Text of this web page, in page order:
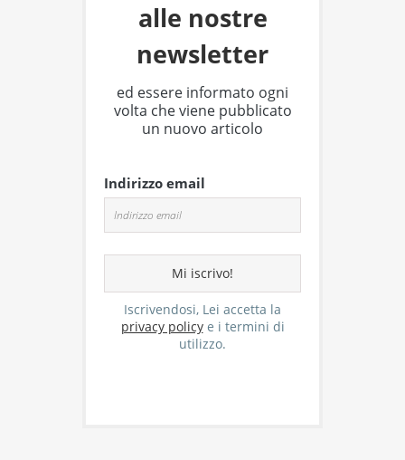
alle nostre
newsletter
ed essere informato ogni
volta che viene pubblicato
un nuovo articolo
Indirizzo email
Iscrivendosi, Lei accetta la
privacy policye i termini di
utilizzo.